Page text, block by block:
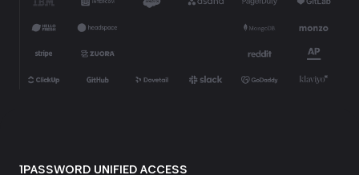
1PASSWORD UNIFIED ACCESS